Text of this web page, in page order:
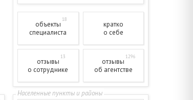
объекты
18
специалиста
кратко
о себе
отзывы
13
о сотруднике
отзывы
1296
об агентстве